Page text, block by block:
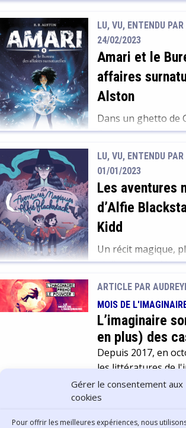
Gérer le consentement aux
cookies
Pour offrir les meilleures expériences, nous
d’habiter au dernier
immeuble parisien.
Indépendamment
soudainement
esprits, plus ou
bienveillants, qui
quotidien et leur […]
LU, VU, ENTENDU
24/02/2023
Amari et le
affaires
Alston
Dans un ghetto de
Peters, une jeune
après la
son grand frère,
Lorsqu’elle
l’a nominé pour
mystérieux
Amari se retrouve
d’une organisation
LU, VU, ENTENDU
01/01/2023
Les aventures
d’Alfie
Kidd
Un récit magique,
et d’aventure.
prendre confiance
découvrir le monde
ainsi que pas mal
famille, en
tantes Gertrude et
coup de cœur qui
plaisir ! Pour en
ARTICLE PAR
MOIS DE
L’imaginaire
en plus) des
Depuis 2017, en
les littératures de
c'est-à-dire la
fantasy, le